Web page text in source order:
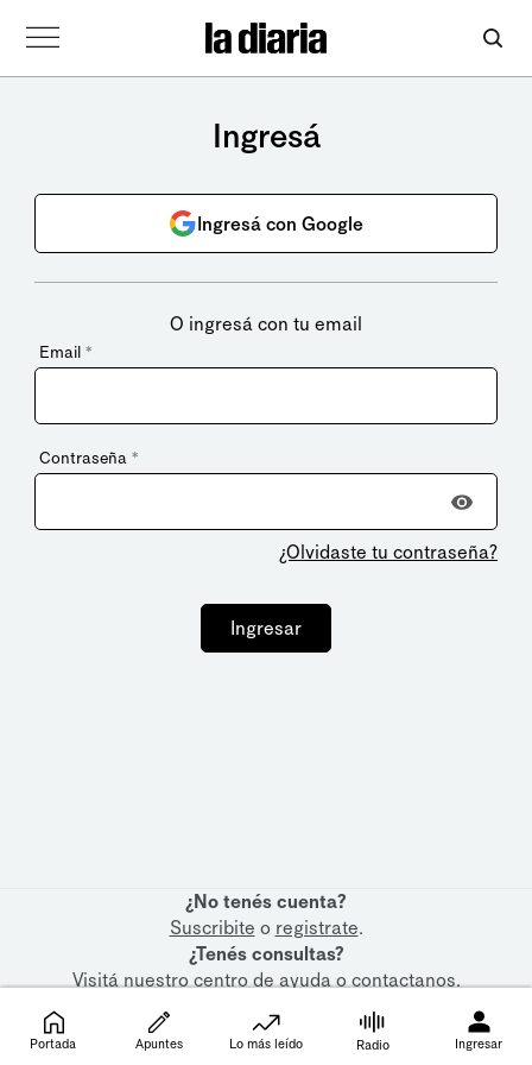
Ingresá
Ingresá con Google
O ingresá con tu email
Email *
Contraseña *
¿Olvidaste tu contraseña?
Ingresar
¿No tenés cuenta?
Suscribite o registrate.
¿Tenés consultas?
Visitá nuestrocentro de ayudaocontactanos.
Portada Apuntes Lo más leído Radio Ingresar